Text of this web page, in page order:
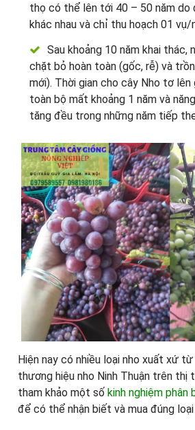
thọ có thể lên tới 40 – 50 năm do
khác nhau và chỉ thu hoạch 01 vụ/
Sau khoảng 10 năm khai thác,
chặt bỏ hoàn toàn (gốc, rễ) và
mới). Thời gian cho cây Nho tơ
toàn bộ mất khoảng 1 năm và
tăng đều trong những năm tiếp
Hiện nay có nhiều loại nho xuất xứ
thương hiệu nho Ninh Thuận trên thị
tham khảo một số kinh nghiệm phân
để có thể nhận biết và mua đúng loại